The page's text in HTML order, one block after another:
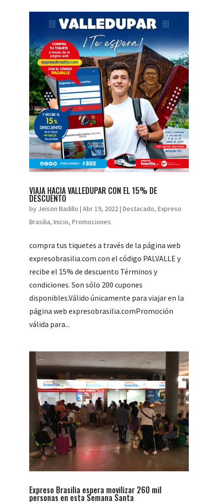
VIAJA HACIA VALLEDUPAR CON EL 15% DE
DESCUENTO
by Jeison Badillo | Abr 19, 2022| Destacado, Expreso
Brasilia, Inicio, Promociones
compra tus tiquetes a través de la página web
expresobrasilia.com con el código PALVALLE y
recibe el 15% de descuento Términos y
condiciones. Son sólo 200 cupones
disponibles.Válido únicamente para viajar en la
página web expresobrasilia.comPromoción
válida para...
Expreso Brasilia espera movilizar 260 mil
personas en esta Semana Santa